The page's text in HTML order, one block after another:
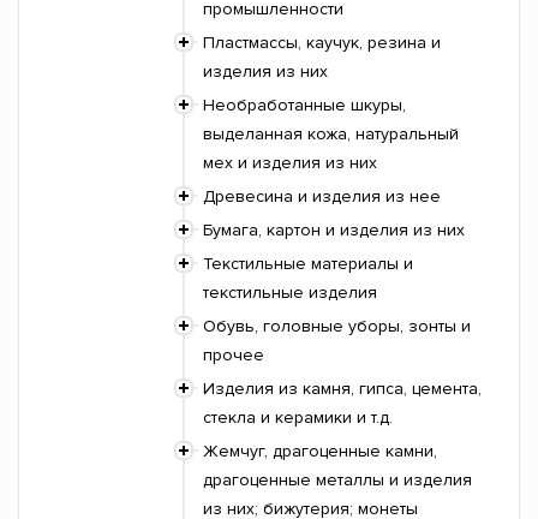
промышленности
Пластмассы, каучук, резина и
изделия из них
Необработанные шкуры,
выделанная кожа, натуральный
мех и изделия из них
Древесина и изделия из нее
Бумага, картон и изделия из них
Текстильные материалы и
текстильные изделия
Обувь, головные уборы, зонты и
прочее
Изделия из камня, гипса, цемента,
стекла и керамики и т.д.
Жемчуг, драгоценные камни,
драгоценные металлы и изделия
из них; бижутерия; монеты